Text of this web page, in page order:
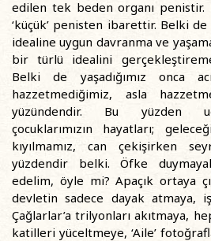
edilen tek beden organı
‘küçük’ penisten ibarettir. Belki de
idealine uygun davranma ve
bir türlü idealini
Belki de yaşadığımız onca
hazzetmediğimiz, asla
yüzündendir. Bu yüzden
çocuklarımızın hayatları;
kıyılmamız, can çekişirken
yüzdendir belki. Öfke
edelim, öyle mi? Apaçık ortaya
devletin sadece dayak atmaya,
Çağlarlar’a trilyonları akıtmaya,
katilleri yüceltmeye, ‘Aile’